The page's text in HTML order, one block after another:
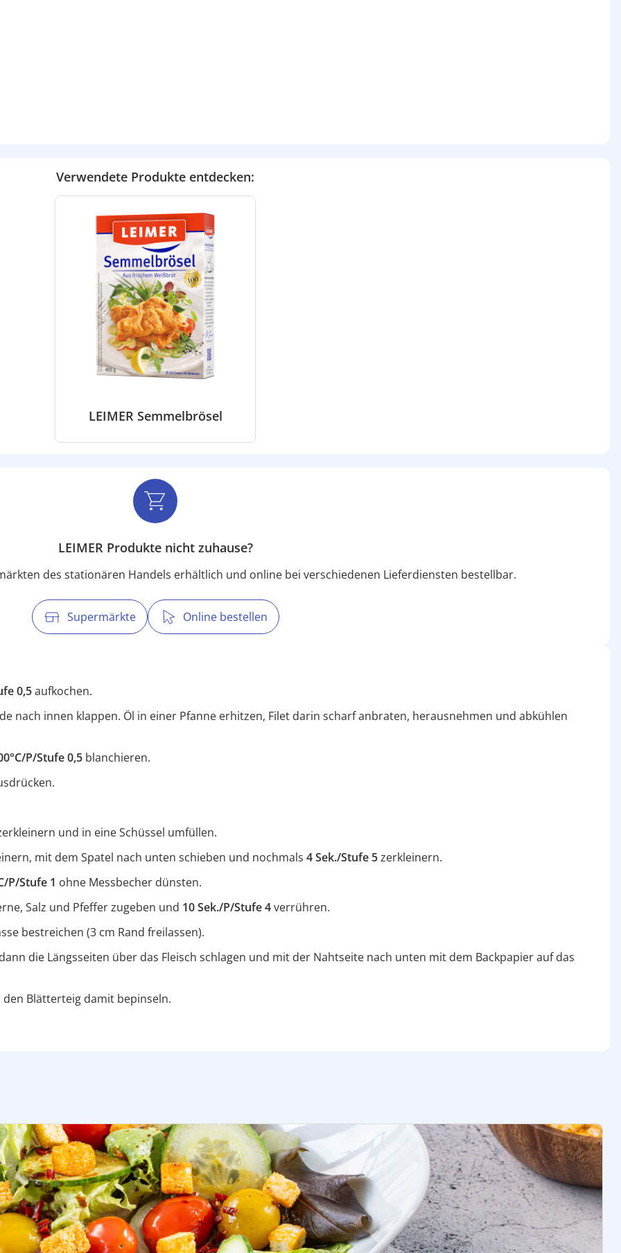
Verwendete Produkte entdecken:
LEIMER Semmelbrösel
LEIMER Produkte nicht zuhause?
des stationären Handels erhältlich und online bei verschiedenen Lieferdiensten bestellbar.
Supermärkte Online bestellen
0,5aufkochen.
nach innen klappen. Öl in einer Pfanne erhitzen, Filet darin scharf anbraten, herausnehmen und abkühlen
P/Stufe 0,5 blanchieren.
und in eine Schüssel umfüllen.
mit dem Spatel nach unten schieben und nochmals 4 Sek./Stufe 5zerkleinern.
P/Stufe 1 ohne Messbecher dünsten.
Salz und Pfeffer zugeben und 10 Sek./P/Stufe 4verrühren.
bestreichen (3 cm Rand freilassen).
die Längsseiten über das Fleisch schlagen und mit der Nahtseite nach unten mit dem Backpapier auf das
Blätterteig damit bepinseln.